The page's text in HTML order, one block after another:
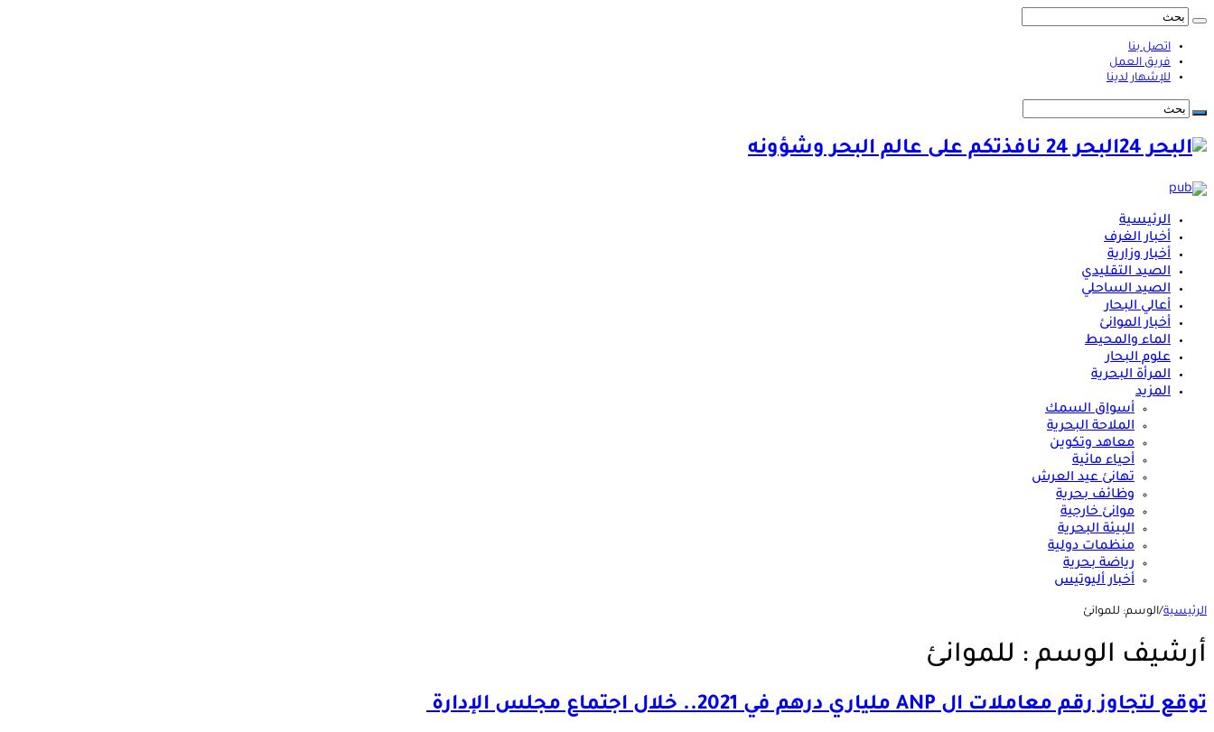
اتصل بنا
فريق العمل
للإشهار لدينا
البحر 24 نافذتكم على عالم البحر وشؤونه
الرئيسية
أخبار الغرف
أخبار وزارية
الصيد التقليدي
الصيد الساحلي
أعالي البحار
أخبار الموانئ
الماء والمحيط
علوم البحار
المرأة البحرية
المزيد
أسواق السمك
الملاحة البحرية
معاهد وتكوين
أحياء مائية
تهانئ عيد العرش
وظائف بحرية
موانئ خارجية
البيئة البحرية
منظمات دولية
رياضة بحرية
أخبار أليوتيس
الرئيسية/الوسم: للموانئ
أرشيف الوسم : للموانئ
توقع لتجاوز رقم معاملات ال ANP ملياري درهم في 2021.. خلال اجتماع مجلس الإدارة